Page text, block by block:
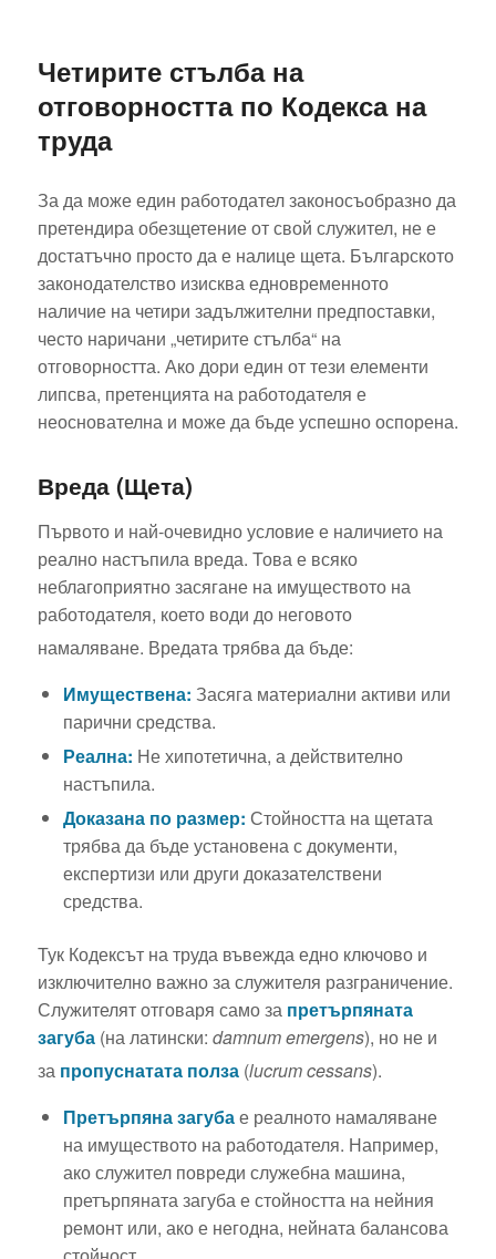
Четирите стълба на
отговорността по Кодекса на
труда
За да може един работодател законосъобразно да
претендира обезщетение от свой служител, не е
достатъчно просто да е налице щета. Българското
законодателство изисква едновременното
наличие на четири задължителни предпоставки,
често наричани „четирите стълба“ на
отговорността. Ако дори един от тези елементи
липсва, претенцията на работодателя е
неоснователна и може да бъде успешно оспорена.
Вреда (Щета)
Първото и най-очевидно условие е наличието на
реално настъпила вреда. Това е всяко
неблагоприятно засягане на имуществото на
работодателя, което води до неговото
намаляване. Вредата трябва да бъде:
Имуществена: Засяга материални активи или
парични средства.
Реална: Не хипотетична, а действително
настъпила.
Доказана по размер: Стойността на щетата
трябва да бъде установена с документи,
експертизи или други доказателствени
средства.
Тук Кодексът на труда въвежда едно ключово и
изключително важно за служителя разграничение.
Служителят отговаря само за претърпяната
загуба(на латински: damnum emergens), но не и
за пропуснатата полза(lucrum cessans).
Претърпяна загубае реалното намаляване
на имуществото на работодателя. Например,
ако служител повреди служебна машина,
претърпяната загуба е стойността на нейния
ремонт или, ако е негодна, нейната балансова